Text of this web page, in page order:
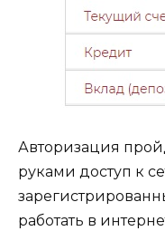
Авторизация
руками доступ к
работать в